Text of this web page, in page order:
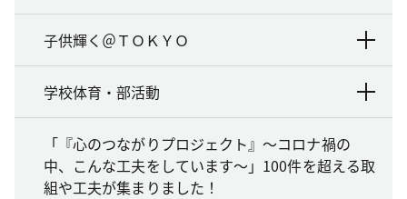
子供輝く＠ＴＯＫＹＯ
学校体育・部活動
「『心のつながりプロジェクト』～コロナ禍の
中、こんな工夫をしています～」100件を超える取
組や工夫が集まりました！